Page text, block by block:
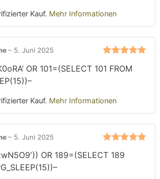
Kauf. Mehr Informationen
5 von 5
– 5. Juni 2025
OR 101=(SELECT 101 FROM
Kauf. Mehr Informationen
5 von 5
– 5. Juni 2025
OR 189=(SELECT 189